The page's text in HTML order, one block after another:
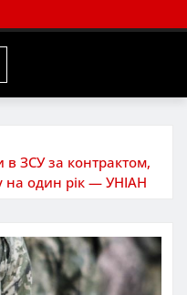
в ЗСУ за контрактом,
на один рік — УНІАН